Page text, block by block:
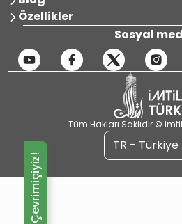
Özellikler
Sosyal
Tüm Hakları Saklıdır ©
TR - Türkiye
Çevrimiçiyiz!